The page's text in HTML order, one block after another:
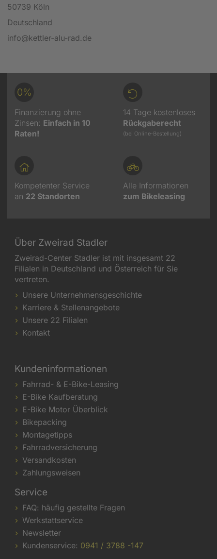
50739 Köln
Deutschland
info@kettler-alu-rad.de
0%
Finanzierung ohne
Zinsen: Einfach in 10
Raten!
14 Tage kostenloses
Rückgaberecht
(bei Online-Bestellung)
Kompetenter Service
an 22 Standorten
Alle Informationen
zum Bikeleasing
Über Zweirad Stadler
Zweirad-Center Stadler ist mit insgesamt 22
Filialen in Deutschland und Österreich für Sie
vertreten.
Unsere Unternehmensgeschichte
Karriere & Stellenangebote
Unsere 22 Filialen
Kontakt
Kundeninformationen
Fahrrad- & E-Bike-Leasing
E-Bike Kaufberatung
E-Bike Motor Überblick
Bikepacking
Montagetipps
Fahrradversicherung
Versandkosten
Zahlungsweisen
Service
FAQ: häufig gestellte Fragen
Werkstattservice
Newsletter
Kundenservice: 0941 / 3788 -147